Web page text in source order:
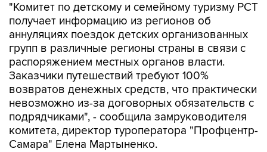
"Комитет по детскому и семейному туризму РСТ
получает информацию из регионов об
аннуляциях поездок детских организованных
групп в различные регионы страны в связи с
распоряжением местных органов власти.
Заказчики путешествий требуют 100%
возвратов денежных средств, что практически
невозможно из-за договорных обязательств с
подрядчиками", - сообщила замруководителя
комитета, директор туроператора "Профцентр-
Самара" Елена Мартыненко.